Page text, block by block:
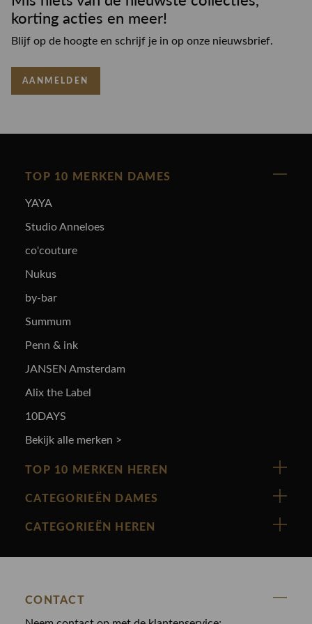
korting acties en meer!
Blijf op de hoogte en schrijf je in op onze nieuwsbrief.
AANMELDEN
TOP 10 MERKEN DAMES
YAYA
Studio Anneloes
co'couture
Nukus
by-bar
Summum
Penn & ink
JANSEN Amsterdam
Alix the Label
10DAYS
Bekijk alle merken >
TOP 10 MERKEN HEREN
Vanguard
Cast Iron
CATEGORIEËN DAMES
Nieuw binnen
Blouses
Broeken
CATEGORIEËN HEREN
Broeken
CONTACT